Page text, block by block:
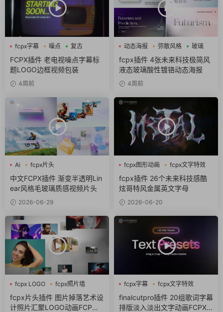
fcpx字幕 噪点 复古
FCPX插件 老电视噪点字幕标
题LOGO边框视频包装
4周前
动态海报 弥散风格 玻璃
fcpx插件 4张未来科技极简风
液态玻璃酸性镀铬动态海报
4周前
Ai
fcpx片头
fcpx视频开场
中文FCPX插件 渐变半透明Lin
ear风格毛玻璃质感视频片头
2026-06-29
fcpx图形动画
fcpx文字特效
fcpx标题
fcpx插件 26个未来科技感酷
炫哥特风金属英文字母
2026-06-20
fcpx LOGO
fcpx照片墙
fcpx片头
fcpx片头插件 图片掉落艺术设
计照片汇聚LOGO动画FCP插
fcpx字幕
fcpx文字特效
finalcutpro插件 20组歌词字幕
排版淡入淡出文字动画FCPX